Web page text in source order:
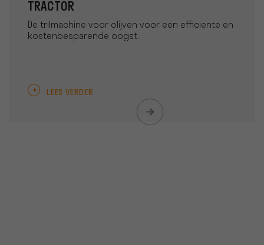
TRACTOR
De trilmachine voor olijven voor een efficiënte en
kostenbesparende oogst.
LEES VERDER